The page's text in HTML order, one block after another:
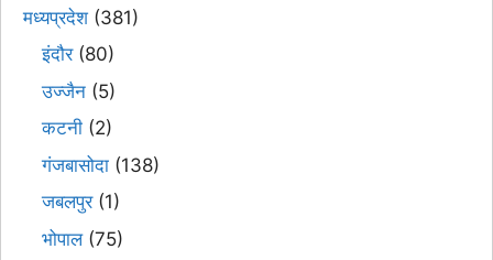
मध्यप्रदेश(381)
इंदौर(80)
उज्जैन (5)
कटनी (2)
गंजबासोदा (138)
जबलपुर(1)
भोपाल(75)